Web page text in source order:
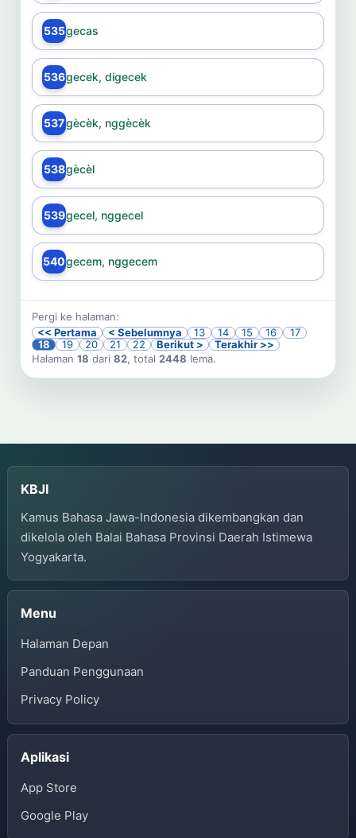
535gecas
536gecek, digecek
537gècèk, nggècèk
538gècèl
539gecel, nggecel
540gecem, nggecem
Pergi ke halaman:
<< Pertama
< Sebelumnya 13 14 15 16
17
18
19 20 21 22 Berikut >
Terakhir >>
Halaman 18 dari 82, total 2448 lema.
KBJI
Kamus Bahasa Jawa-Indonesia dikembangkan dan
dikelola oleh Balai Bahasa Provinsi Daerah Istimewa
Yogyakarta.
Menu
Halaman Depan
Panduan Penggunaan
Privacy Policy
Aplikasi
App Store
Google Play